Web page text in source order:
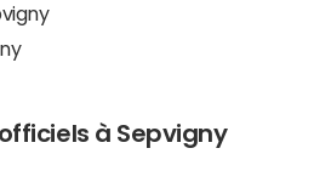
à Sepvigny